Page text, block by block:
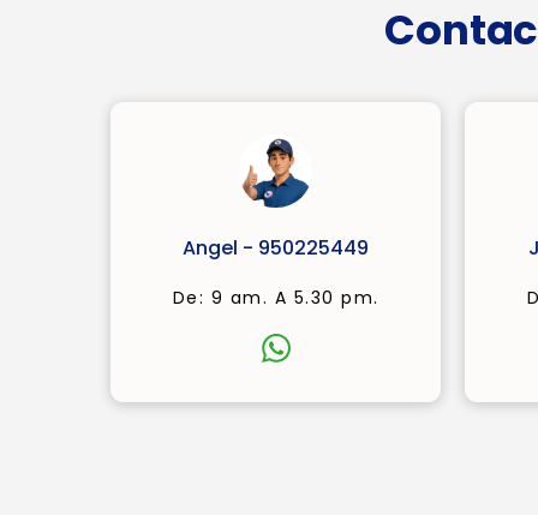
Angel - 950225449
De: 9 am. A 5.30 pm.